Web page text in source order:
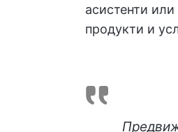
асистенти
продукти и